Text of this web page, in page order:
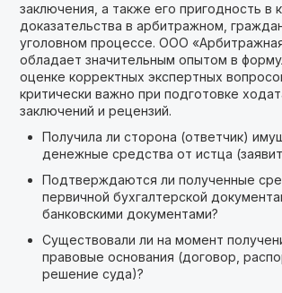
заключения, а также его пригодность в
доказательства в арбитражном,
уголовном процессе. ООО
обладает значительным опытом в
оценке корректных экспертных
критически важно при подготовке
заключений и рецензий.
Получила ли сторона (ответчик)
денежные средства от истца
Подтверждаются ли полученные
первичной бухгалтерской
банковскими документами?
Существовали ли на момент
правовые основания (договор,
решение суда)?